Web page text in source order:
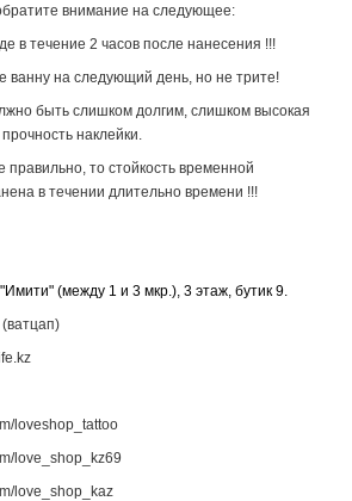
внимание на следующее:
в течение 2 часов после нанесения !!!
ванну на следующий день, но не трите!
быть слишком долгим, слишком высокая
наклейки.
то стойкость временной
в течении длительно времени !!!
(между 1 и 3 мкр.), 3 этаж, бутик 9.
loveshop_tattoo
love_shop_kz69
love_shop_kaz